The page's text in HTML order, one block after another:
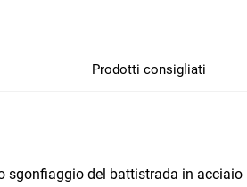
Prodotti consigliati
del battistrada in acciaio